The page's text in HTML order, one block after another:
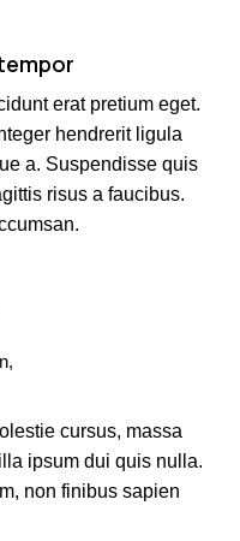
erat pretium eget.
hendrerit ligula
a. Suspendisse quis
risus a faucibus.
cursus, massa
ipsum dui quis nulla.
non finibus sapien